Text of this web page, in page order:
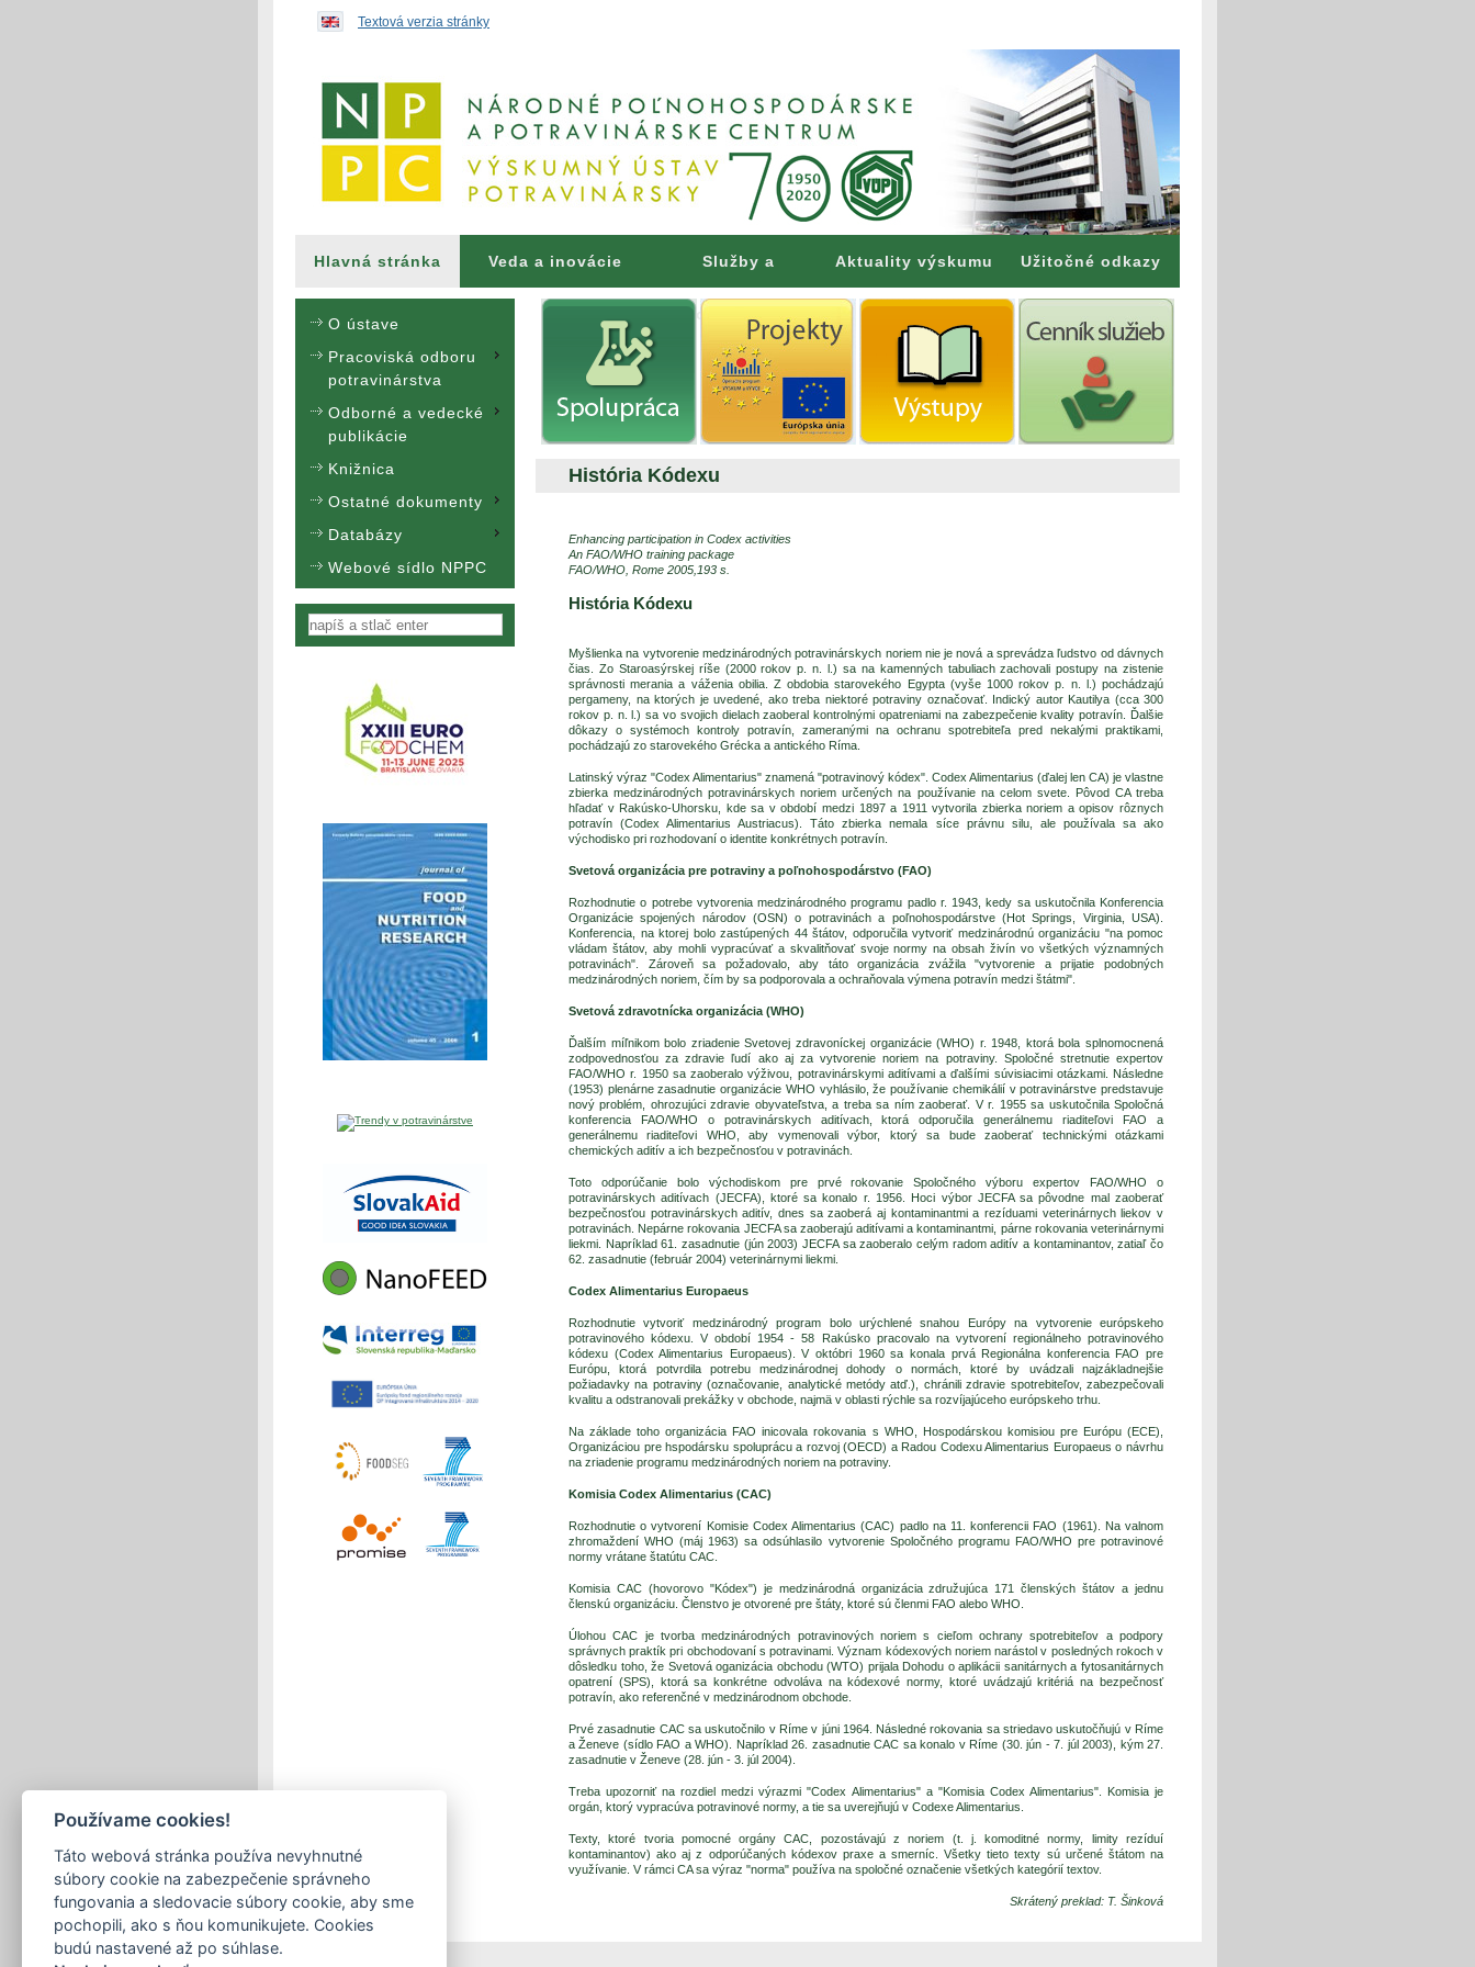
Textová verzia stránky
Hlavná stránka Veda a inovácie Služby a
poradenstvo
Aktuality výskumu Užitočné odkazy
O ústave
Pracoviská odboru
potravinárstva
Odborné a vedecké
publikácie
Knižnica
Ostatné dokumenty
Databázy
Webové sídlo NPPC
Vyhľadávanie
História Kódexu
Enhancing participation in Codex activities
An FAO/WHO training package
FAO/WHO, Rome 2005,193 s.
História Kódexu
Myšlienka na vytvorenie medzinárodných potravinárskych noriem nie je nová a sprevádza ľudstvo od dávnych
čias. Zo Staroasýrskej ríše (2000 rokov p. n. l.) sa na kamenných tabuliach zachovali postupy na zistenie
správnosti merania a váženia obilia. Z obdobia starovekého Egypta (vyše 1000 rokov p. n. l.) pochádzajú
pergameny, na ktorých je uvedené, ako treba niektoré potraviny označovať. Indický autor Kautilya (cca 300
rokov p. n. l.) sa vo svojich dielach zaoberal kontrolnými opatreniami na zabezpečenie kvality potravín. Ďalšie
dôkazy o systémoch kontroly potravín, zameranými na ochranu spotrebiteľa pred nekalými praktikami,
pochádzajú zo starovekého Grécka a antického Ríma.
Latinský výraz "Codex Alimentarius" znamená "potravinový kódex". Codex Alimentarius (ďalej len CA) je vlastne
zbierka medzinárodných potravinárskych noriem určených na používanie na celom svete. Pôvod CA treba
hľadať v Rakúsko-Uhorsku, kde sa v období medzi 1897 a 1911 vytvorila zbierka noriem a opisov rôznych
potravín (Codex Alimentarius Austriacus). Táto zbierka nemala síce právnu silu, ale používala sa ako
východisko pri rozhodovaní o identite konkrétnych potravín.
Svetová organizácia pre potraviny a poľnohospodárstvo (FAO)
Rozhodnutie o potrebe vytvorenia medzinárodného programu padlo r. 1943, kedy sa uskutočnila Konferencia
Organizácie spojených národov (OSN) o potravinách a poľnohospodárstve (Hot Springs, Virginia, USA).
Konferencia, na ktorej bolo zastúpených 44 štátov, odporučila vytvoriť medzinárodnú organizáciu "na pomoc
vládam štátov, aby mohli vypracúvať a skvalitňovať svoje normy na obsah živín vo všetkých významných
potravinách". Zároveň sa požadovalo, aby táto organizácia zvážila "vytvorenie a prijatie podobných
medzinárodných noriem, čím by sa podporovala a ochraňovala výmena potravín medzi štátmi".
Svetová zdravotnícka organizácia (WHO)
Ďalším míľnikom bolo zriadenie Svetovej zdravoníckej organizácie (WHO) r. 1948, ktorá bola splnomocnená
zodpovednosťou za zdravie ľudí ako aj za vytvorenie noriem na potraviny. Spoločné stretnutie expertov
FAO/WHO r. 1950 sa zaoberalo výživou, potravinárskymi aditívami a ďalšími súvisiacimi otázkami. Následne
(1953) plenárne zasadnutie organizácie WHO vyhlásilo, že používanie chemikálií v potravinárstve predstavuje
nový problém, ohrozujúci zdravie obyvateľstva, a treba sa ním zaoberať. V r. 1955 sa uskutočnila Spoločná
konferencia FAO/WHO o potravinárskych aditívach, ktorá odporučila generálnemu riaditeľovi FAO a
generálnemu riaditeľovi WHO, aby vymenovali výbor, ktorý sa bude zaoberať technickými otázkami
chemických aditív a ich bezpečnosťou v potravinách.
Toto odporúčanie bolo východiskom pre prvé rokovanie Spoločného výboru expertov FAO/WHO o
potravinárskych aditívach (JECFA), ktoré sa konalo r. 1956. Hoci výbor JECFA sa pôvodne mal zaoberať
bezpečnosťou potravinárskych aditív, dnes sa zaoberá aj kontaminantmi a rezíduami veterinárnych liekov v
potravinách. Nepárne rokovania JECFA sa zaoberajú aditívami a kontaminantmi, párne rokovania veterinárnymi
liekmi. Napríklad 61. zasadnutie (jún 2003) JECFA sa zaoberalo celým radom aditív a kontaminantov, zatiaľ čo
62. zasadnutie (február 2004) veterinárnymi liekmi.
Codex Alimentarius Europaeus
Rozhodnutie vytvoriť medzinárodný program bolo urýchlené snahou Európy na vytvorenie európskeho
potravinového kódexu. V období 1954 - 58 Rakúsko pracovalo na vytvorení regionálneho potravinového
kódexu (Codex Alimentarius Europaeus). V októbri 1960 sa konala prvá Regionálna konferencia FAO pre
Európu, ktorá potvrdila potrebu medzinárodnej dohody o normách, ktoré by uvádzali najzákladnejšie
požiadavky na potraviny (označovanie, analytické metódy atď.), chránili zdravie spotrebiteľov, zabezpečovali
kvalitu a odstranovali prekážky v obchode, najmä v oblasti rýchle sa rozvíjajúceho európskeho trhu.
Na základe toho organizácia FAO inicovala rokovania s WHO, Hospodárskou komisiou pre Európu (ECE),
Organizáciou pre hspodársku spoluprácu a rozvoj (OECD) a Radou Codexu Alimentarius Europaeus o návrhu
na zriadenie programu medzinárodných noriem na potraviny.
Komisia Codex Alimentarius (CAC)
Rozhodnutie o vytvorení Komisie Codex Alimentarius (CAC) padlo na 11. konferencii FAO (1961). Na valnom
zhromaždení WHO (máj 1963) sa odsúhlasilo vytvorenie Spoločného programu FAO/WHO pre potravinové
normy vrátane štatútu CAC.
Komisia CAC (hovorovo "Kódex") je medzinárodná organizácia združujúca 171 členských štátov a jednu
členskú organizáciu. Členstvo je otvorené pre štáty, ktoré sú členmi FAO alebo WHO.
Úlohou CAC je tvorba medzinárodných potravinových noriem s cieľom ochrany spotrebiteľov a podpory
správnych praktík pri obchodovaní s potravinami. Význam kódexových noriem narástol v posledných rokoch v
dôsledku toho, že Svetová oganizácia obchodu (WTO) prijala Dohodu o aplikácii sanitárnych a fytosanitárnych
opatrení (SPS), ktorá sa konkrétne odvoláva na kódexové normy, ktoré uvádzajú kritériá na bezpečnosť
potravín, ako referenčné v medzinárodnom obchode.
Prvé zasadnutie CAC sa uskutočnilo v Ríme v júni 1964. Následné rokovania sa striedavo uskutočňujú v Ríme
a Ženeve (sídlo FAO a WHO). Napríklad 26. zasadnutie CAC sa konalo v Ríme (30. jún - 7. júl 2003), kým 27.
zasadnutie v Ženeve (28. jún - 3. júl 2004).
Treba upozorniť na rozdiel medzi výrazmi "Codex Alimentarius" a "Komisia Codex Alimentarius". Komisia je
orgán, ktorý vypracúva potravinové normy, a tie sa uverejňujú v Codexe Alimentarius.
Texty, ktoré tvoria pomocné orgány CAC, pozostávajú z noriem (t. j. komoditné normy, limity rezíduí
kontaminantov) ako aj z odporúčaných kódexov praxe a smerníc. Všetky tieto texty sú určené štátom na
využívanie. V rámci CA sa výraz "norma" používa na spoločné označenie všetkých kategórií textov.
Skrátený preklad: T. Šinková
Používame cookies!
Táto webová stránka používa nevyhnutné
súbory cookie na zabezpečenie správneho
fungovania a sledovacie súbory cookie, aby sme
pochopili, ako s ňou komunikujete. Cookies
budú nastavené až po súhlase.